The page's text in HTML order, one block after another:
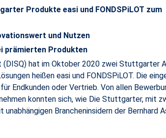
Produkte easi und FONDSPiLOT zum
und Nutzen
prämierten Produkten
hat im Oktober 2020 zwei Stuttgarter
heißen easi und FONDSPiLOT. Die
Endkunden oder Vertrieb. Von allen
konnten sich, wie Die Stuttgarter, mit
Brancheninsidern der Bernhard